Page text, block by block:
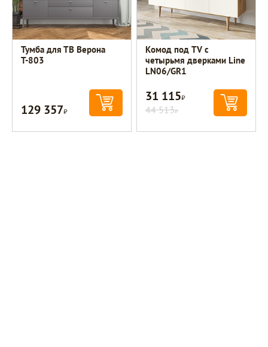
Тумба для ТВ Верона
Т-803
129 357Р
Комод под TV с
четырьмя дверками Line
LN06/GR1
31 115Р
44 513Р